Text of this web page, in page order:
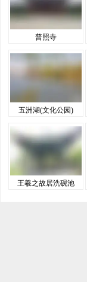
普照寺
五洲湖(文化公园)
王羲之故居洗砚池